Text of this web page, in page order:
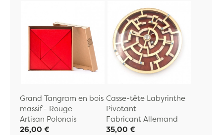
Grand Tangram en bois
massif - Rouge
Artisan Polonais
26,00 €
Casse-tête Labyrinthe
Pivotant
Fabricant Allemand
35,00 €